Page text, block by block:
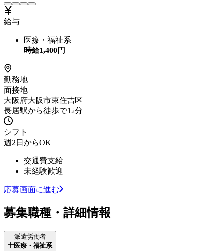
給与
医療・福祉系
時給1,400円
勤務地
面接地
大阪府大阪市東住吉区
長居駅から徒歩で12分
シフト
週2日からOK
交通費支給
未経験歓迎
応募画面に進む
募集職種・詳細情報
派遣労働者
医療・福祉系